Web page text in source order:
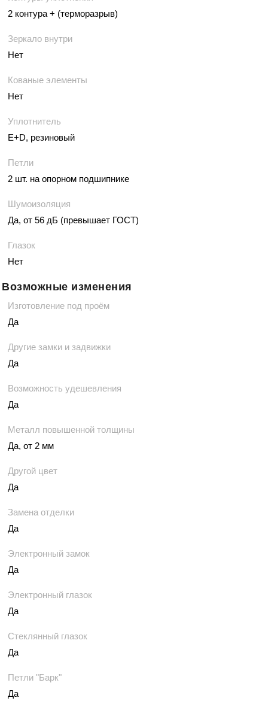
2 контура + (терморазрыв)
Зеркало внутри
Нет
Кованые элементы
Нет
Уплотнитель
E+D, резиновый
Петли
2 шт. на опорном подшипнике
Шумоизоляция
Да, от 56 дБ (превышает ГОСТ)
Глазок
Нет
Возможные изменения
Изготовление под проём
Да
Другие замки и задвижки
Да
Возможность удешевления
Да
Металл повышенной толщины
Да, от 2 мм
Другой цвет
Да
Замена отделки
Да
Электронный замок
Да
Электронный глазок
Да
Стеклянный глазок
Да
Петли "Барк"
Да